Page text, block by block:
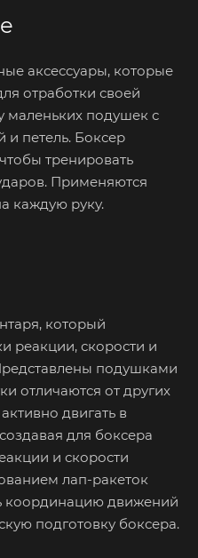
аксессуары, которые
отработки своей
подушек с
петель. Боксер
тренировать
Применяются
каждую руку.
который
реакции, скорости и
подушками
отличаются от других
двигать в
для боксера
и скорости
лап-ракеток
координацию движений
подготовку боксера.